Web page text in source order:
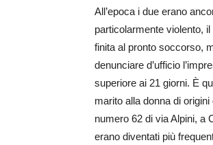
All’epoca i due erano
particolarmente violento,
finita al pronto soccorso,
denunciare d’ufficio
superiore ai 21 giorni. È
marito alla donna di
numero 62 di via Alpini, a
erano diventati più